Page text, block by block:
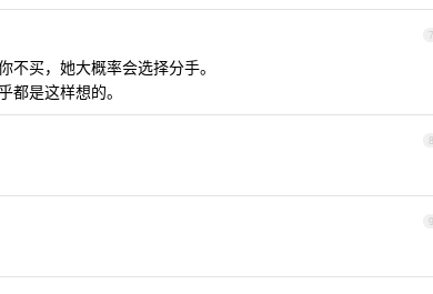
7
买，她大概率会选择分手。
是这样想的。
8
9